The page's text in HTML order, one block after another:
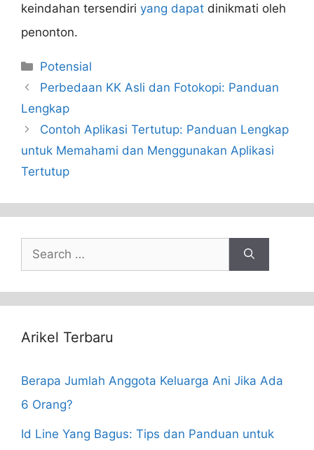
keindahan tersendiri yang dapat dinikmati oleh
penonton.
Categories
Potensial
Perbedaan KK Asli dan Fotokopi: Panduan
Lengkap
Contoh Aplikasi Tertutup: Panduan Lengkap
untuk Memahami dan Menggunakan Aplikasi
Tertutup
Search
for:
Arikel Terbaru
Berapa Jumlah Anggota Keluarga Ani Jika Ada
6 Orang?
Id Line Yang Bagus: Tips dan Panduan untuk